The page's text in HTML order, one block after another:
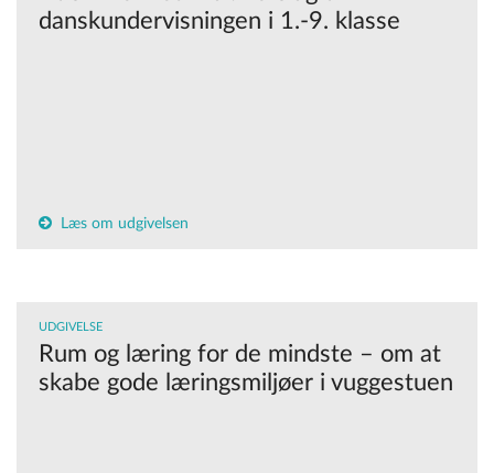
danskundervisningen i 1.-9. klasse
Læs om udgivelsen
UDGIVELSE
Rum og læring for de mindste – om at
skabe gode læringsmiljøer i vuggestuen